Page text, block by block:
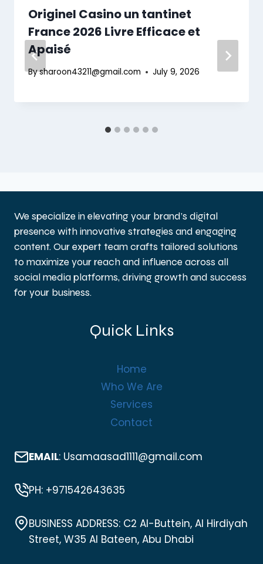
Originel Casino un tantinet
France 2026 Livre Efficace et
Apaisé
Bysharoon43211@gmail.com July 9, 2026
We specialize in elevating your brand’s digital
presence with innovative strategies and engaging
content. Our expert team crafts tailored solutions
to maximize your reach and influence across all
social media platforms, driving growth and success
for your business.
Quick Links
Home
Who We Are
Services
Contact
EMAIL: Usamaasad1111@gmail.com
PH: +971542643635
BUSINESS ADDRESS: C2 Al-Buttein, Al Hirdiyah
Street, W35 Al Bateen, Abu Dhabi